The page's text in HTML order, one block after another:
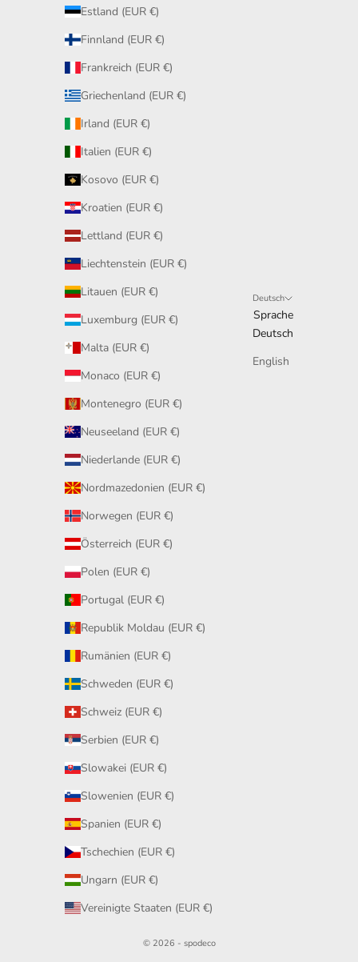
Estland (EUR €)
Finnland (EUR €)
Frankreich (EUR €)
Griechenland (EUR €)
Irland (EUR €)
Italien (EUR €)
Kosovo (EUR €)
Kroatien (EUR €)
Lettland (EUR €)
Liechtenstein (EUR €)
Litauen (EUR €)
Luxemburg (EUR €)
Malta (EUR €)
Monaco (EUR €)
Montenegro (EUR €)
Neuseeland (EUR €)
Niederlande (EUR €)
Nordmazedonien (EUR €)
Norwegen (EUR €)
Österreich (EUR €)
Polen (EUR €)
Portugal (EUR €)
Republik Moldau (EUR €)
Rumänien (EUR €)
Schweden (EUR €)
Schweiz (EUR €)
Serbien (EUR €)
Slowakei (EUR €)
Slowenien (EUR €)
Spanien (EUR €)
Tschechien (EUR €)
Ungarn (EUR €)
Vereinigte Staaten (EUR €)
Deutsch
Sprache
Deutsch
English
© 2026 - spodeco